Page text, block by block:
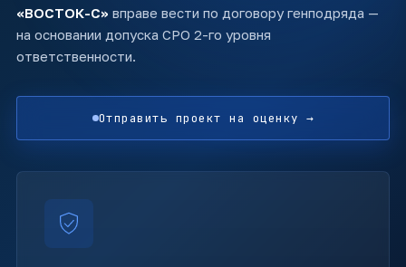
«ВОСТОК-С» вправе вести по договору генподряда —
на основании допуска СРО 2-го уровня
ответственности.
Отправить проект на оценку →